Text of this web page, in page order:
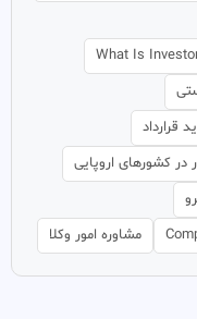
What Is
قرارداد
در کشورهای اروپایی
مشاوره امور وکلا